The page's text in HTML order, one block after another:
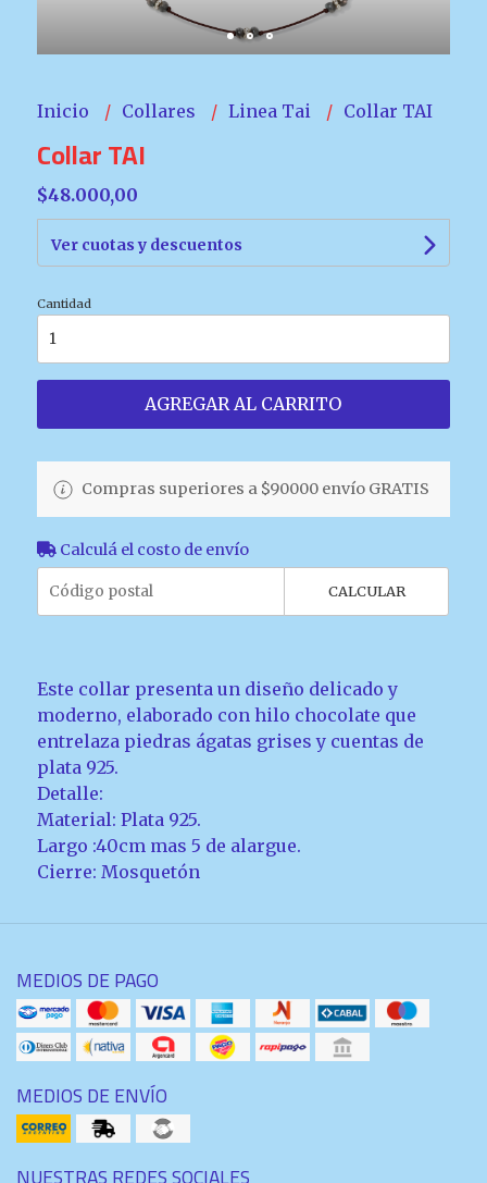
Inicio Collares Linea Tai Collar TAI
Collar TAI
$48.000,00
Ver cuotas y descuentos
Cantidad
AGREGAR AL CARRITO
Compras superiores a $90000 envío GRATIS
Calculá el costo de envío
CALCULAR
Este collar presenta un diseño delicado y
moderno, elaborado con hilo chocolate que
entrelaza piedras ágatas grises y cuentas de
plata 925.
Detalle:
Material: Plata 925.
Largo :40cm mas 5 de alargue.
Cierre: Mosquetón
MEDIOS DE PAGO
MEDIOS DE ENVÍO